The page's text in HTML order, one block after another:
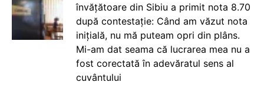
învățătoare din Sibiu a primit nota 8.70
după contestație: Când am văzut nota
inițială, nu mă puteam opri din plâns.
Mi-am dat seama că lucrarea mea nu a
fost corectată în adevăratul sens al
cuvântului